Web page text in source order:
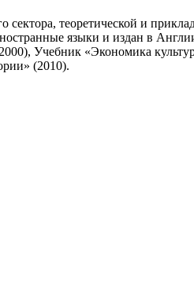
теоретической и
языки и издан в
Учебник «Экономика
(2010).